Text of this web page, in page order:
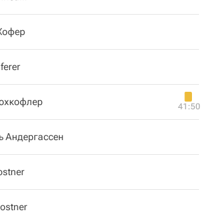
41:50
Андергассен